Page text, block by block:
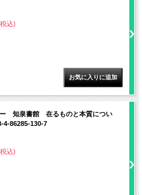
込)
ー 知泉書館 在るものと本質につい
86285-130-7
込)